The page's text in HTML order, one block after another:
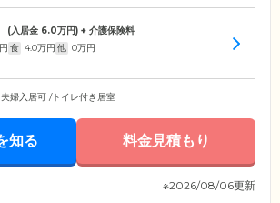
(入居金 6.0万円) + 介護保険料
食 4.0万円 他 0万円
婦入居可 /トイレ付き居室
知る 料金見積もり
※2026/08/06更新